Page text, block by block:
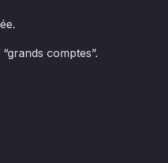
comptes”.